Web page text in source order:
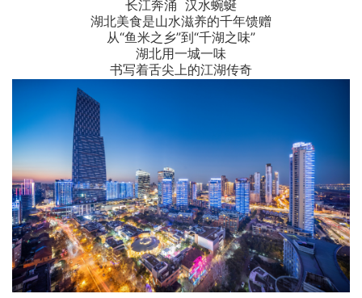
长江奔涌 汉水蜿蜒
湖北美食是山水滋养的千年馈赠
从“鱼米之乡”到“千湖之味”
湖北用一城一味
书写着舌尖上的江湖传奇